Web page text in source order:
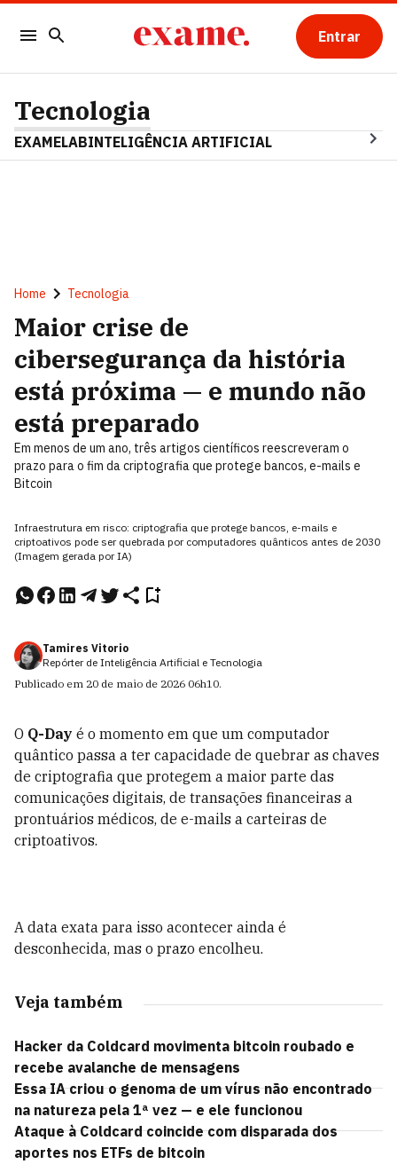
Entrar
Tecnologia
EXAMELABINTELIGÊNCIA ARTIFICIAL
Home Tecnologia
Maior crise de
cibersegurança da história
está próxima — e mundo não
está preparado
Em menos de um ano, três artigos científicos reescreveram o
prazo para o fim da criptografia que protege bancos, e-mails e
Bitcoin
Infraestrutura em risco: criptografia que protege bancos, e-mails e
criptoativos pode ser quebrada por computadores quânticos antes de 2030
(Imagem gerada por IA)
Tamires Vitorio
Repórter de Inteligência Artificial e Tecnologia
Publicado em 20 de maio de 2026 06h10.
O Q-Day é o momento em que um computador
quântico passa a ter capacidade de quebrar as chaves
de criptografia que protegem a maior parte das
comunicações digitais, de transações financeiras a
prontuários médicos, de e-mails a carteiras de
criptoativos.
A data exata para isso acontecer ainda é
desconhecida, mas o prazo encolheu.
Veja também
Hacker da Coldcard movimenta bitcoin roubado e
recebe avalanche de mensagens
Essa IA criou o genoma de um vírus não encontrado
na natureza pela 1ª vez — e ele funcionou
Ataque à Coldcard coincide com disparada dos
aportes nos ETFs de bitcoin